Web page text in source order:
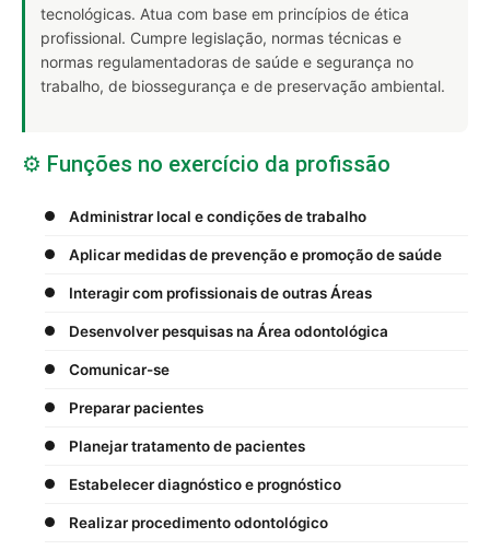
tecnológicas. Atua com base em princípios de ética
profissional. Cumpre legislação, normas técnicas e
normas regulamentadoras de saúde e segurança no
trabalho, de biossegurança e de preservação ambiental.
⚙️ Funções no exercício da profissão
Administrar local e condições de trabalho
Aplicar medidas de prevenção e promoção de saúde
Interagir com profissionais de outras Áreas
Desenvolver pesquisas na Área odontológica
Comunicar-se
Preparar pacientes
Planejar tratamento de pacientes
Estabelecer diagnóstico e prognóstico
Realizar procedimento odontológico